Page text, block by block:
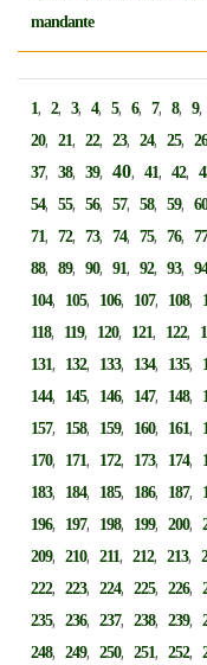
mandante
1,2,3,4,5,6,7,8,9,
20,21,22,23,24,25,
37,38,39,40,41,42,
54,55,56,57,58,59,
71,72,73,74,75,76,
88,89,90,91,92,93,
104, 105, 106, 107, 108,
118, 119, 120, 121, 122,
131, 132, 133, 134, 135,
144, 145, 146, 147, 148,
157, 158, 159, 160, 161,
170, 171, 172, 173, 174,
183, 184, 185, 186, 187,
196, 197, 198, 199,200,
209,210,211,212,213,
222,223,224,225,226,
235,236,237,238,239,
248,249,250,251,252,